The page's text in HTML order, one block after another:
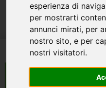
esperienza di
per mostrarti
annunci mirati, per
nostro sito, e per
nostri visitatori.